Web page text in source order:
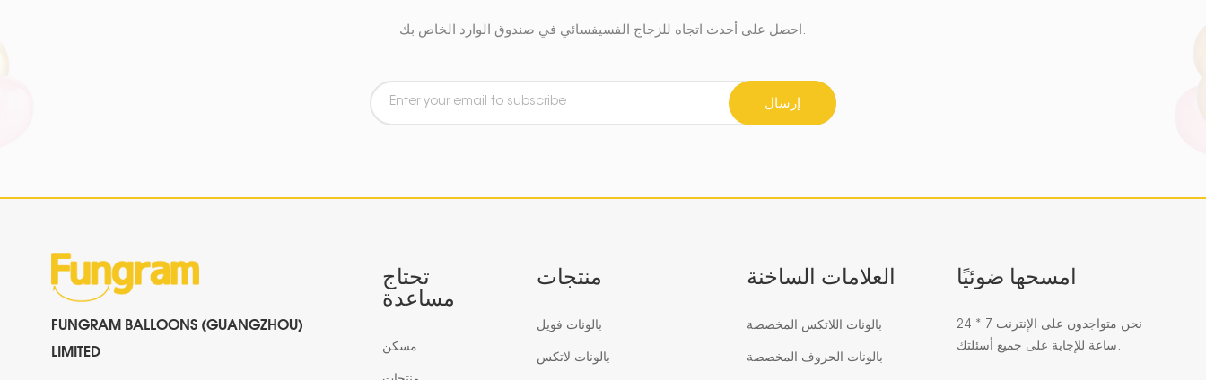
احصل على أحدث اتجاه للزجاج الفسيفسائي في صندوق الوارد الخاص بك.
إرسال
FUNGRAM BALLOONS (GUANGZHOU)
LIMITED
تحتاج
مساعدة
مسكن
منتجات
بالونات فويل
بالونات لاتكس
العلامات الساخنة
بالونات اللاتكس المخصصة
بالونات الحروف المخصصة
امسحها ضوئيًا
نحن متواجدون على الإنترنت 7 * 24
ساعة للإجابة على جميع أسئلتك.